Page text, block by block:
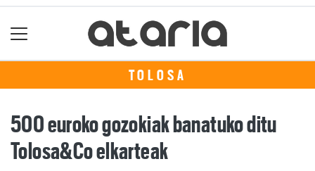
TOLOSA
500 euroko gozokiak banatuko ditu
Tolosa&Co elkarteak